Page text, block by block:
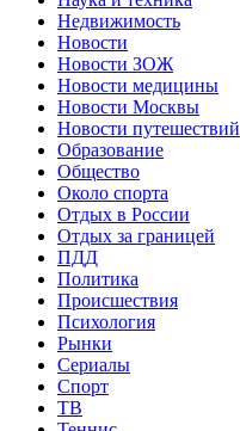
Недвижимость
Новости
Новости ЗОЖ
Новости медицины
Новости Москвы
Новости путешествий
Образование
Общество
Около спорта
Отдых в России
Отдых за границей
ПДД
Политика
Происшествия
Психология
Рынки
Сериалы
Спорт
ТВ